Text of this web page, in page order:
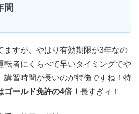
間
ますが、やはり有効期限が3年なの
転者にくらべて早いタイミングでや
講習時間が長いのが特徴ですね！特
ゴールド免許の4倍！ 長すぎィ！